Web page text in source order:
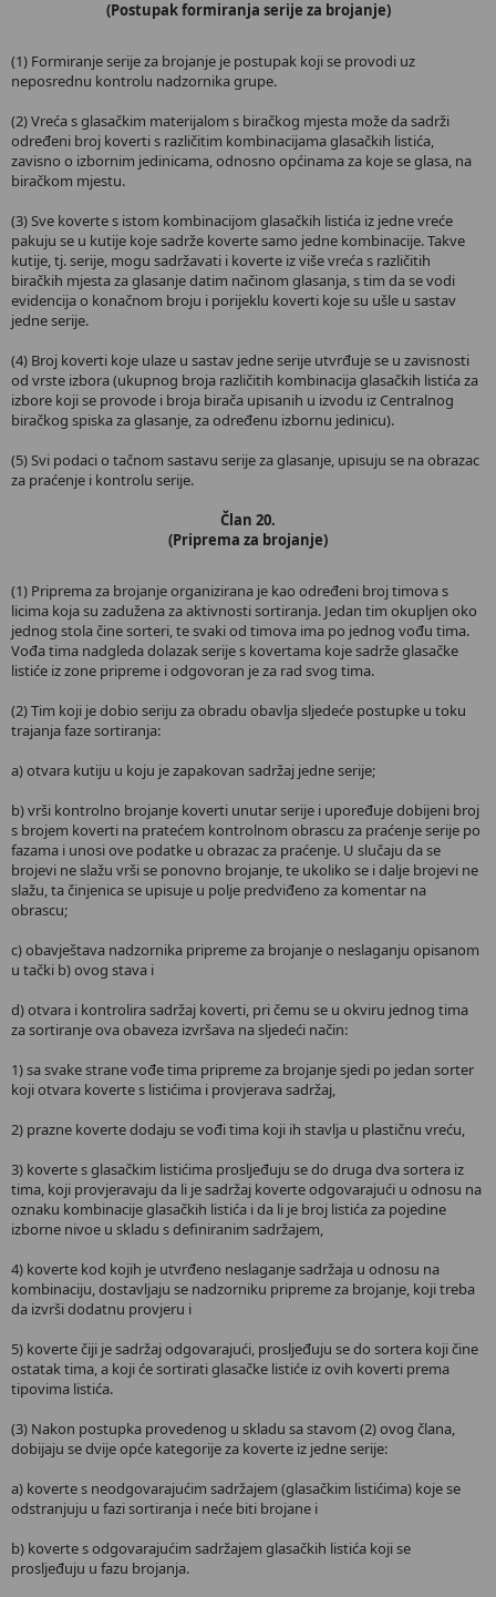
(Postupak formiranja serije za brojanje)
(1) Formiranje serije za brojanje je postupak koji se provodi uz
neposrednu kontrolu nadzornika grupe.
(2) Vreća s glasačkim materijalom s biračkog mjesta može da sadrži
određeni broj koverti s različitim kombinacijama glasačkih listića,
zavisno o izbornim jedinicama, odnosno općinama za koje se glasa, na
biračkom mjestu.
(3) Sve koverte s istom kombinacijom glasačkih listića iz jedne vreće
pakuju se u kutije koje sadrže koverte samo jedne kombinacije. Takve
kutije, tj. serije, mogu sadržavati i koverte iz više vreća s različitih
biračkih mjesta za glasanje datim načinom glasanja, s tim da se vodi
evidencija o konačnom broju i porijeklu koverti koje su ušle u sastav
jedne serije.
(4) Broj koverti koje ulaze u sastav jedne serije utvrđuje se u zavisnosti
od vrste izbora (ukupnog broja različitih kombinacija glasačkih listića za
izbore koji se provode i broja birača upisanih u izvodu iz Centralnog
biračkog spiska za glasanje, za određenu izbornu jedinicu).
(5) Svi podaci o tačnom sastavu serije za glasanje, upisuju se na obrazac
za praćenje i kontrolu serije.
Član 20.
(Priprema za brojanje)
(1) Priprema za brojanje organizirana je kao određeni broj timova s
licima koja su zadužena za aktivnosti sortiranja. Jedan tim okupljen oko
jednog stola čine sorteri, te svaki od timova ima po jednog vođu tima.
Vođa tima nadgleda dolazak serije s kovertama koje sadrže glasačke
listiće iz zone pripreme i odgovoran je za rad svog tima.
(2) Tim koji je dobio seriju za obradu obavlja sljedeće postupke u toku
trajanja faze sortiranja:
a) otvara kutiju u koju je zapakovan sadržaj jedne serije;
b) vrši kontrolno brojanje koverti unutar serije i upoređuje dobijeni broj
s brojem koverti na pratećem kontrolnom obrascu za praćenje serije po
fazama i unosi ove podatke u obrazac za praćenje. U slučaju da se
brojevi ne slažu vrši se ponovno brojanje, te ukoliko se i dalje brojevi ne
slažu, ta činjenica se upisuje u polje predviđeno za komentar na
obrascu;
c) obavještava nadzornika pripreme za brojanje o neslaganju opisanom
u tački b) ovog stava i
d) otvara i kontrolira sadržaj koverti, pri čemu se u okviru jednog tima
za sortiranje ova obaveza izvršava na sljedeći način:
1) sa svake strane vođe tima pripreme za brojanje sjedi po jedan sorter
koji otvara koverte s listićima i provjerava sadržaj,
2) prazne koverte dodaju se vođi tima koji ih stavlja u plastičnu vreću,
3) koverte s glasačkim listićima prosljeđuju se do druga dva sortera iz
tima, koji provjeravaju da li je sadržaj koverte odgovarajući u odnosu na
oznaku kombinacije glasačkih listića i da li je broj listića za pojedine
izborne nivoe u skladu s definiranim sadržajem,
4) koverte kod kojih je utvrđeno neslaganje sadržaja u odnosu na
kombinaciju, dostavljaju se nadzorniku pripreme za brojanje, koji treba
da izvrši dodatnu provjeru i
5) koverte čiji je sadržaj odgovarajući, prosljeđuju se do sortera koji čine
ostatak tima, a koji će sortirati glasačke listiće iz ovih koverti prema
tipovima listića.
(3) Nakon postupka provedenog u skladu sa stavom (2) ovog člana,
dobijaju se dvije opće kategorije za koverte iz jedne serije:
a) koverte s neodgovarajućim sadržajem (glasačkim listićima) koje se
odstranjuju u fazi sortiranja i neće biti brojane i
b) koverte s odgovarajućim sadržajem glasačkih listića koji se
prosljeđuju u fazu brojanja.